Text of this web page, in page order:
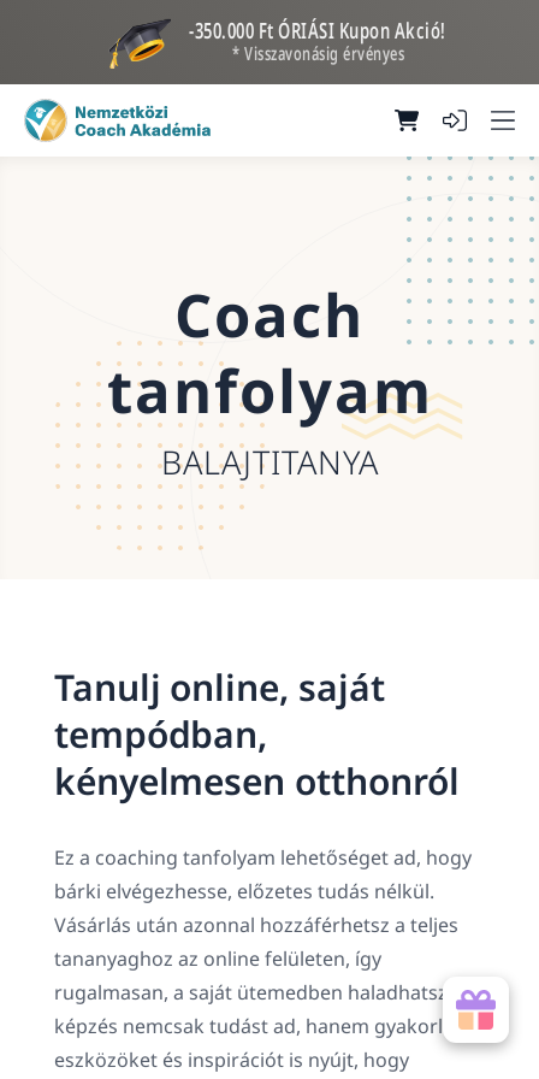
-350.000 Ft ÓRIÁSI Kupon Akció!
* Visszavonásig érvényes
Coach
tanfolyam
BALAJTITANYA
Tanulj online, saját
tempódban,
kényelmesen otthonról
Ez a coaching tanfolyam lehetőséget ad, hogy
bárki elvégezhesse, előzetes tudás nélkül.
Vásárlás után azonnal hozzáférhetsz a teljes
tananyaghoz az online felületen, így
rugalmasan, a saját ütemedben haladhatsz. A
képzés nemcsak tudást ad, hanem gyakorlati
eszközöket és inspirációt is nyújt, hogy